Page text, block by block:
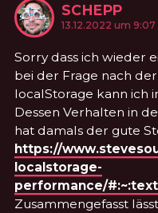
SCHEPP
am
13.12.2022 um 9:07
Sorry dass ich wieder
bei der Frage nach
localStorage kann ich
Dessen Verhalten in
hat damals der gute
https://
localstorage-
performance/
Zusammengefasst